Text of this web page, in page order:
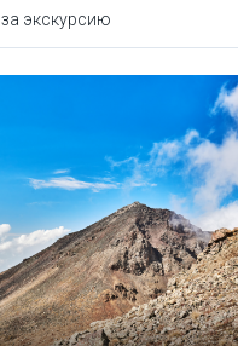
за экскурсию